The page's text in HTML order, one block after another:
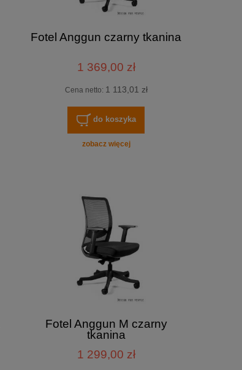
Fotel Anggun czarny tkanina
1 369,00 zł
Cena netto: 1 113,01 zł
do koszyka
zobacz więcej
Fotel Anggun M czarny
tkanina
1 299,00 zł